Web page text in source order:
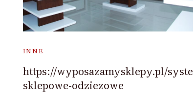
INNE
https://wyposazamysklepy.pl/
sklepowe-odziezowe